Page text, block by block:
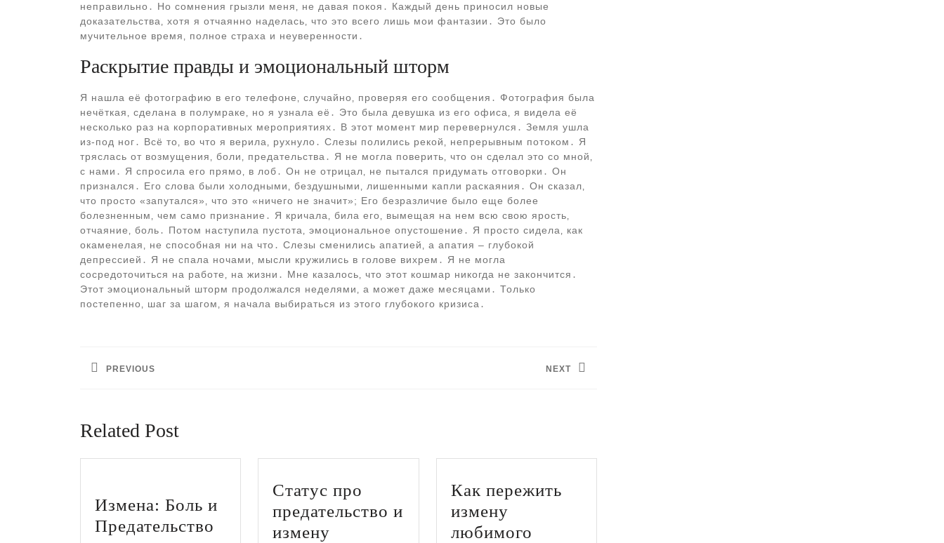
неправильно․ Но сомнения грызли меня‚ не давая покоя․ Каждый день приносил новые
доказательства‚ хотя я отчаянно наделась‚ что это всего лишь мои фантазии․ Это было
мучительное время‚ полное страха и неуверенности․
Раскрытие правды и эмоциональный шторм
Я нашла её фотографию в его телефоне‚ случайно‚ проверяя его сообщения․ Фотография была
нечёткая‚ сделана в полумраке‚ но я узнала её․ Это была девушка из его офиса‚ я видела её
несколько раз на корпоративных мероприятиях․ В этот момент мир перевернулся․ Земля ушла
из-под ног․ Всё то‚ во что я верила‚ рухнуло․ Слезы полились рекой‚ непрерывным потоком․ Я
тряслась от возмущения‚ боли‚ предательства․ Я не могла поверить‚ что он сделал это со мной‚
с нами․ Я спросила его прямо‚ в лоб․ Он не отрицал‚ не пытался придумать отговорки․ Он
признался․ Его слова были холодными‚ бездушными‚ лишенными капли раскаяния․ Он сказал‚
что просто «запутался»‚ что это «ничего не значит»; Его безразличие было еще более
болезненным‚ чем само признание․ Я кричала‚ била его‚ вымещая на нем всю свою ярость‚
отчаяние‚ боль․ Потом наступила пустота‚ эмоциональное опустошение․ Я просто сидела‚ как
окаменелая‚ не способная ни на что․ Слезы сменились апатией‚ а апатия – глубокой
депрессией․ Я не спала ночами‚ мысли кружились в голове вихрем․ Я не могла
сосредоточиться на работе‚ на жизни․ Мне казалось‚ что этот кошмар никогда не закончится․
Этот эмоциональный шторм продолжался неделями‚ а может даже месяцами․ Только
постепенно‚ шаг за шагом‚ я начала выбираться из этого глубокого кризиса․
по
PREVIOUS NEXT
Related Post
Измена: Боль и
Предательство
Статус про
предательство и
измену
Как пережить
измену
любимого